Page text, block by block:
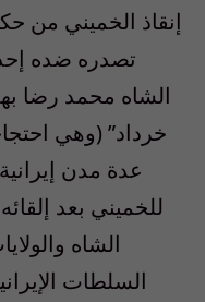
إنقاذ الخميني من
تصدره ضده
عدة مدن
للخميني بعد
الشاه
السلطات